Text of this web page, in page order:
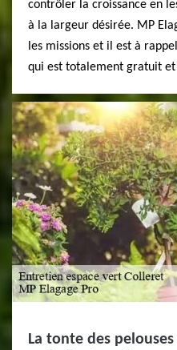
contrôler la croissance en
à la largeur désirée. MP
les missions et il est à
qui est totalement gratuit et
La tonte des